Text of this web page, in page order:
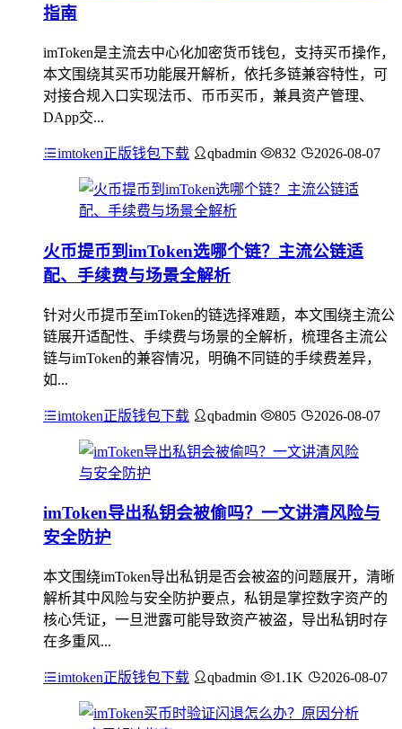
指南
imToken是主流去中心化加密货币钱包，支持买币操作，
本文围绕其买币功能展开解析，依托多链兼容特性，可
对接合规入口实现法币、币币买币，兼具资产管理、
DApp交...
imtoken正版钱包下载 qbadmin 832 2026-08-07
火币提币到imToken选哪个链？主流公链适
配、手续费与场景全解析
针对火币提币至imToken的链选择难题，本文围绕主流公
链展开适配性、手续费与场景的全解析，梳理各主流公
链与imToken的兼容情况，明确不同链的手续费差异，
如...
imtoken正版钱包下载 qbadmin 805 2026-08-07
imToken导出私钥会被偷吗？一文讲清风险与
安全防护
本文围绕imToken导出私钥是否会被盗的问题展开，清晰
解析其中风险与安全防护要点，私钥是掌控数字资产的
核心凭证，一旦泄露可能导致资产被盗，导出私钥时存
在多重风...
imtoken正版钱包下载 qbadmin 1.1K 2026-08-07